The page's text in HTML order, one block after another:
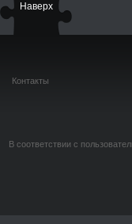
Наверх
Контакты
В соответствии с